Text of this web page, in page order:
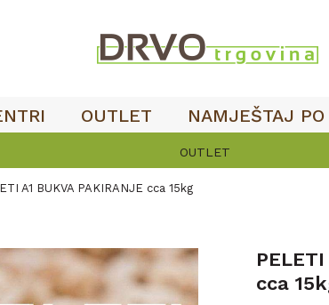
OUTLET NAMJEŠTAJ
OUTLET
A1 BUKVA PAKIRANJE cca 15kg
cca